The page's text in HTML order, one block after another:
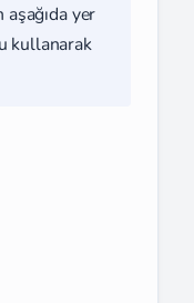
yer
kullanarak